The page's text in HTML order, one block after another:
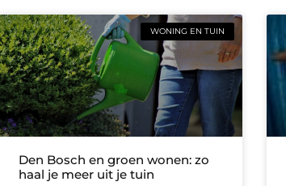
WONING EN TUIN
Den Bosch en groen wonen: zo
haal je meer uit je tuin